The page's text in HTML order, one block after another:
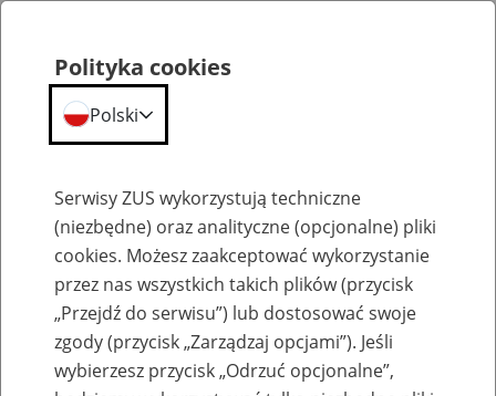
Szkolenia
Polityka cookies
Polski
Serwisy ZUS wykorzystują techniczne
(niezbędne) oraz analityczne (opcjonalne) pliki
cookies. Możesz zaakceptować wykorzystanie
przez nas wszystkich takich plików (przycisk
„Przejdź do serwisu”) lub dostosować swoje
zgody (przycisk „Zarządzaj opcjami”). Jeśli
wybierzesz przycisk „Odrzuć opcjonalne”,